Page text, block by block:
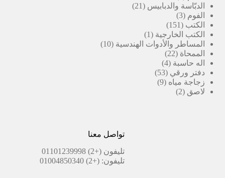
منتجات
الدبّاسة والدبابيس 21
21
الفوم 3
3
منتجات
الكتب 151
151
منتج
الكتب الخارجية 1
منتج
المساطر والأدوات الهندسية 10
10
الممحاة 22
22
منتج
اله حاسبة 4
4
منتجات
دفتر ورقي 53
53
منتج
زجاجة مياه 9
9
لاصق 2
2
تواصل معنا
تليفون(+2) 01101239998
تليفون: (+2) 01004850340